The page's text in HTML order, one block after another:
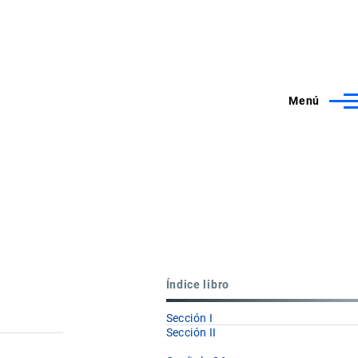
Menú
Índice libro
Sección I
Sección II